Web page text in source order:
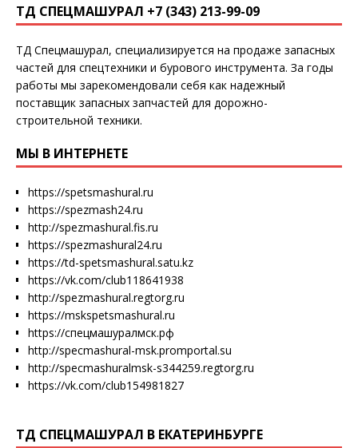
ТД СПЕЦМАШУРАЛ +7 (343) 213-99-09
ТД Спецмашурал, специализируется на продаже запасных
частей для спецтехники и бурового инструмента. За годы
работы мы зарекомендовали себя как надежный
поставщик запасных запчастей для дорожно-
строительной техники.
МЫ В ИНТЕРНЕТЕ
https://spetsmashural.ru
https://spezmash24.ru
http://spezmashural.fis.ru
https://spezmashural24.ru
https://td-spetsmashural.satu.kz
https://vk.com/club118641938
http://spezmashural.regtorg.ru
https://mskspetsmashural.ru
https://спецмашуралмск.рф
http://specmashural-msk.promportal.su
http://specmashuralmsk-s344259.regtorg.ru
https://vk.com/club154981827
ТД СПЕЦМАШУРАЛ В ЕКАТЕРИНБУРГЕ